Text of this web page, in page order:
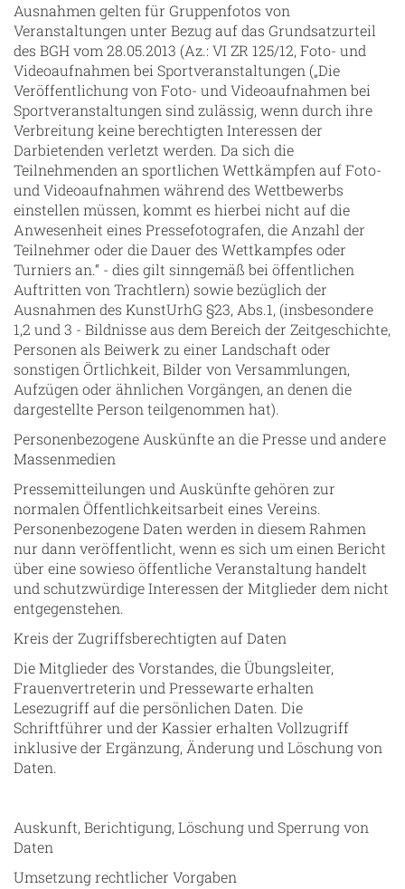
Ausnahmen gelten für Gruppenfotos von
Veranstaltungen unter Bezug auf das Grundsatzurteil
des BGH vom 28.05.2013 (Az.: VI ZR 125/12, Foto- und
Videoaufnahmen bei Sportveranstaltungen („Die
Veröffentlichung von Foto- und Videoaufnahmen bei
Sportveranstaltungen sind zulässig, wenn durch ihre
Verbreitung keine berechtigten Interessen der
Darbietenden verletzt werden. Da sich die
Teilnehmenden an sportlichen Wettkämpfen auf Foto-
und Videoaufnahmen während des Wettbewerbs
einstellen müssen, kommt es hierbei nicht auf die
Anwesenheit eines Pressefotografen, die Anzahl der
Teilnehmer oder die Dauer des Wettkampfes oder
Turniers an.“ - dies gilt sinngemäß bei öffentlichen
Auftritten von Trachtlern) sowie bezüglich der
Ausnahmen des KunstUrhG §23, Abs.1, (insbesondere
1,2 und 3 - Bildnisse aus dem Bereich der Zeitgeschichte,
Personen als Beiwerk zu einer Landschaft oder
sonstigen Örtlichkeit, Bilder von Versammlungen,
Aufzügen oder ähnlichen Vorgängen, an denen die
dargestellte Person teilgenommen hat).
Personenbezogene Auskünfte an die Presse und andere
Massenmedien
Pressemitteilungen und Auskünfte gehören zur
normalen Öffentlichkeitsarbeit eines Vereins.
Personenbezogene Daten werden in diesem Rahmen
nur dann veröffentlicht, wenn es sich um einen Bericht
über eine sowieso öffentliche Veranstaltung handelt
und schutzwürdige Interessen der Mitglieder dem nicht
entgegenstehen.
Kreis der Zugriffsberechtigten auf Daten
Die Mitglieder des Vorstandes, die Übungsleiter,
Frauenvertreterin und Pressewarte erhalten
Lesezugriff auf die persönlichen Daten. Die
Schriftführer und der Kassier erhalten Vollzugriff
inklusive der Ergänzung, Änderung und Löschung von
Daten.
Auskunft, Berichtigung, Löschung und Sperrung von
Daten
Umsetzung rechtlicher Vorgaben